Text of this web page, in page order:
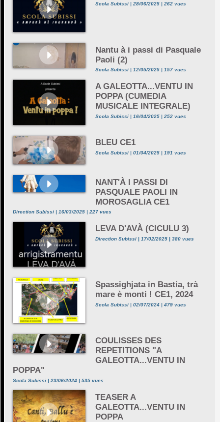
Scola Subissi | 28/06/2025 | 262 vues
Nantu à i passi di Pasquale
Paoli (2)
Scola Subissi | 12/05/2025 | 157 vues
A GALEOTTA...VENTU IN
POPPA (CUMEDIA
MUSICALE INTEGRALE)
Scola Subissi | 16/04/2025 | 252 vues
BLEU CE1
Scola Subissi | 01/04/2025 | 191 vues
NANT'À I PASSI DI
PASQUALE PAOLI IN
MOROSAGLIA CE1
Direction Subissi | 16/03/2025 | 227 vues
LEVA D'AVÀ (CICULU 3)
Direction Subissi | 17/02/2025 | 380 vues
Spassighjata in Bastia, trà
mare è monti ! CE1, 2024
Scola Subissi | 02/07/2024 | 479 vues
COULISSES DES
REPETITIONS "A
GALEOTTA...VENTU IN
POPPA"
Scola Subissi | 23/06/2024 | 535 vues
TEASER A
GALEOTTA...VENTU IN
POPPA